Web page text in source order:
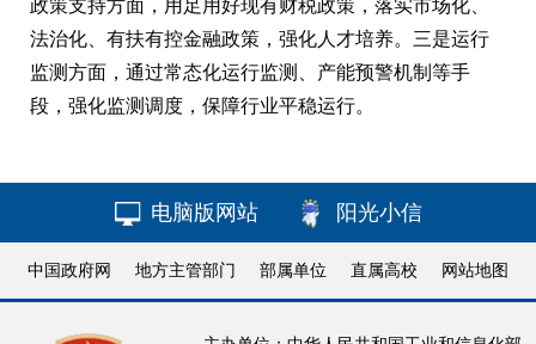
政策支持方面，用足用好现有财税政策，落实市场化、
法治化、有扶有控金融政策，强化人才培养。三是运行
监测方面，通过常态化运行监测、产能预警机制等手
段，强化监测调度，保障行业平稳运行。
电脑版网站 阳光小信
中国政府网 地方主管部门 部属单位 直属高校 网站地图